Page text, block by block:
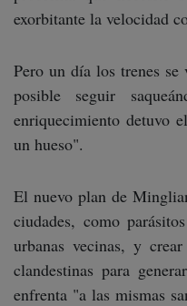
exorbitante la velocidad
Pero un día los trenes se
posible seguir
enriquecimiento detuvo
un hueso".
El nuevo plan de
ciudades, como
urbanas vecinas, y
clandestinas para
enfrenta "a las mismas